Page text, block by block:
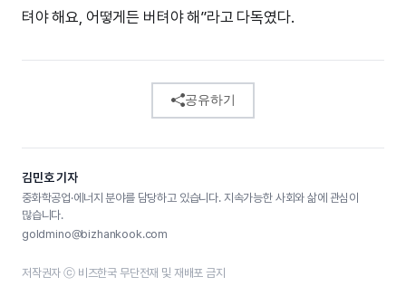
텨야 해요, 어떻게든 버텨야 해”라고 다독였다.
공유하기
김민호 기자
중화학공업·에너지 분야를 담당하고 있습니다. 지속가능한 사회와 삶에 관심이
많습니다.
goldmino@bizhankook.com
저작권자 ⓒ 비즈한국 무단전재 및 재배포 금지